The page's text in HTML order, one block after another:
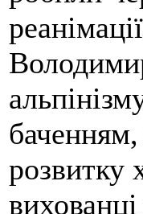
розвитку